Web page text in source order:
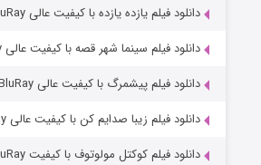
دانلود فیلم یازده یازده با کیفیت عالی BluRay
دانلود فیلم سینما شهر قصه با کیفیت عالی BluRay
دانلود فیلم پیشمرگ با کیفیت عالی BluRay
دانلود فیلم زیبا صدایم کن با کیفیت عالی BluRay
دانلود فیلم کوکتل مولوتوف با کیفیت BluRay